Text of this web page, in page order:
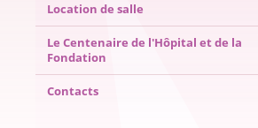
Location de salle
Le Centenaire de l'Hôpital et de la
Fondation
Contacts